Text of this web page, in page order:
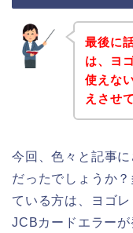
最後に
は、ヨ
使えな
えさせ
今回、色々と記事
だったでしょうか
ている方は、ヨゴ
JCBカードエラー